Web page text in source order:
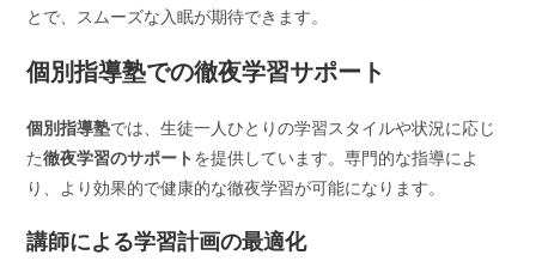
とで、スムーズな入眠が期待できます。
個別指導塾での徹夜学習サポート
個別指導塾では、生徒一人ひとりの学習スタイルや状況に応じ
た徹夜学習のサポート を提供しています。専門的な指導によ
り、より効果的で健康的な徹夜学習が可能になります。
講師による学習計画の最適化